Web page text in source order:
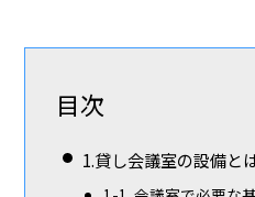
目次
1.貸し会議室の設備と